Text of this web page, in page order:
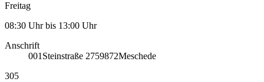
Freitag
08:30 Uhr bis 13:00 Uhr
Anschrift
001 Steinstraße 2759872Meschede
305